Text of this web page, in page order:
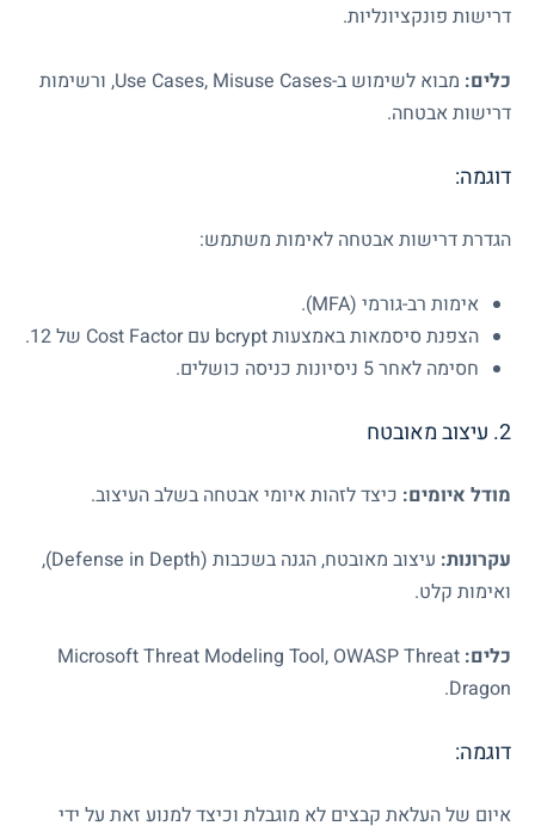
דרישות פונקציונליות.
כלים: מבוא לשימוש ב- Use Cases, Misuse Cases
, ורשימות
דרישות אבטחה.
דוגמה:
הגדרת דרישות אבטחה לאימות משתמש:
אימות רב-גורמי (MFA
).
הצפנת סיסמאות באמצעותbcrypt עםCost Factor של 12.
חסימה לאחר 5 ניסיונות כניסה כושלים.
2. עיצוב מאובטח
מודל איומים: כיצד לזהות איומי אבטחה בשלב העיצוב.
עקרונות: עיצוב מאובטח, הגנה בשכבות (Defense in Depth
),
ואימות קלט.
כלים: Microsoft Threat Modeling Tool, OWASP Threat
Dragon
.
דוגמה:
איום של העלאת קבצים לא מוגבלת וכיצד למנוע זאת על ידי